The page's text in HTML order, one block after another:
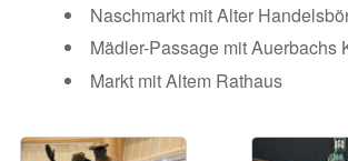
Naschmarkt mit Alter
Mädler-Passage mit Auerbachs
Markt mit Altem Rathaus